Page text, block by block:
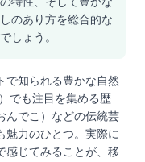
のあり方を総合的な
しょう。
で知られる豊かな自然
でも注目を集める歴
んでこ）などの伝統芸
魅力のひとつ。実際に
感じてみることが、移